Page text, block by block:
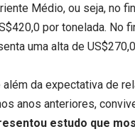
Médio, ou seja, no
por tonelada. No
uma alta de
da expectativa de
anos anteriores,
estudo que